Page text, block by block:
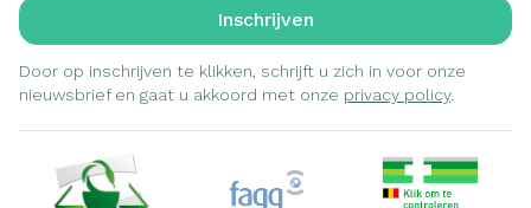
Inschrijven
Door op inschrijven te klikken, schrijft u zich in voor onze
nieuwsbrief en gaat u akkoord met onze privacy policy.